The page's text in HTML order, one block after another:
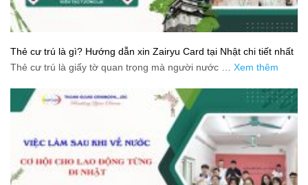
Thẻ cư trú là gì? Hướng dẫn xin Zairyu Card tại Nhật chi tiết nhất
Thẻ cư trú là giấy tờ quan trọng mà người nước … Xem thêm